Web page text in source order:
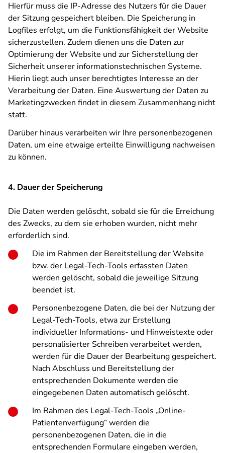
Hierfür muss die IP-Adresse des Nutzers für die Dauer
der Sitzung gespeichert bleiben. Die Speicherung in
Logfiles erfolgt, um die Funktionsfähigkeit der Website
sicherzustellen. Zudem dienen uns die Daten zur
Optimierung der Website und zur Sicherstellung der
Sicherheit unserer informationstechnischen Systeme.
Hierin liegt auch unser berechtigtes Interesse an der
Verarbeitung der Daten. Eine Auswertung der Daten zu
Marketingzwecken findet in diesem Zusammenhang nicht
statt.
Darüber hinaus verarbeiten wir Ihre personenbezogenen
Daten, um eine etwaige erteilte Einwilligung nachweisen
zu können.
4. Dauer der Speicherung
Die Daten werden gelöscht, sobald sie für die Erreichung
des Zwecks, zu dem sie erhoben wurden, nicht mehr
erforderlich sind.
Die im Rahmen der Bereitstellung der Website
bzw. der Legal-Tech-Tools erfassten Daten
werden gelöscht, sobald die jeweilige Sitzung
beendet ist.
Personenbezogene Daten, die bei der Nutzung der
Legal-Tech-Tools, etwa zur Erstellung
individueller Informations- und Hinweistexte oder
personalisierter Schreiben verarbeitet werden,
werden für die Dauer der Bearbeitung gespeichert.
Nach Abschluss und Bereitstellung der
entsprechenden Dokumente werden die
eingegebenen Daten automatisch gelöscht.
Im Rahmen des Legal-Tech-Tools „Online-
Patientenverfügung“ werden die
personenbezogenen Daten, die in die
entsprechenden Formulare eingeben werden,